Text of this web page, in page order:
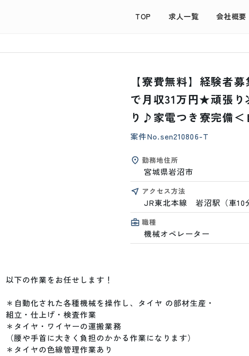
TOP 求人一覧 会社概要
【寮費無料】経験者
で月収31万円★頑張り
り♪家電つき寮完備＜
案件No.sen210806-T
勤務地住所
宮城県岩沼市
アクセス方法
JR東北本線　岩沼駅（車10
職種
機械オペレーター
以下の作業をお任せします！
＊自動化された各種機械を操作し、タイヤ の部材生産・
組立・仕上げ・検査作業
＊タイヤ・ワイヤーの運搬業務
（腰や手首に大きく負担のかかる作業になります）
＊タイヤの色線管理作業あり